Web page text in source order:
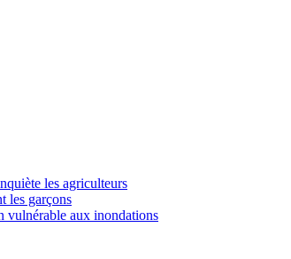
les agriculteurs
les garçons
vulnérable aux inondations